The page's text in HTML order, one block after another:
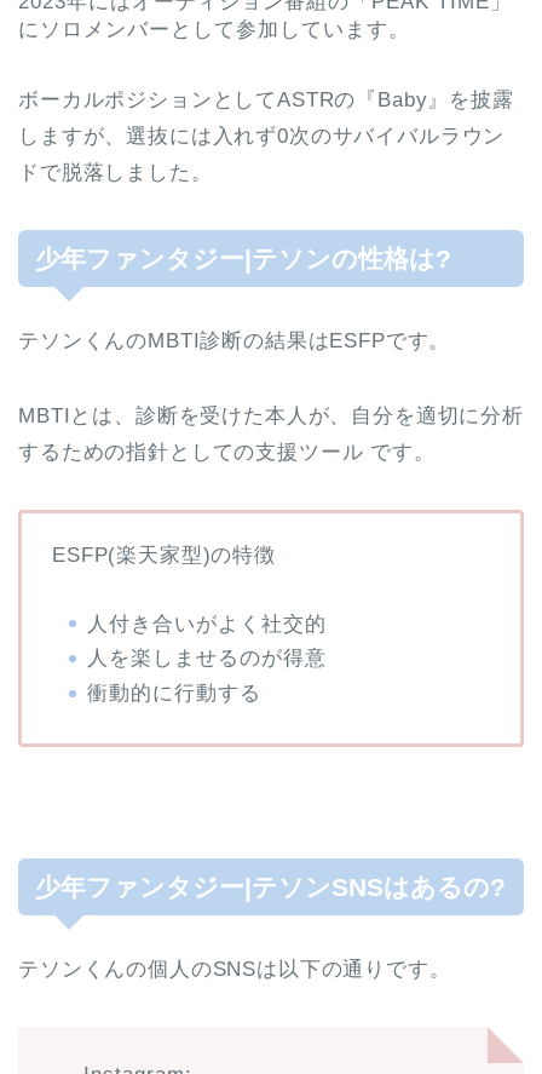
にソロメンバーとして参加しています。
ボーカルポジションとしてASTRの『Baby』を披露
しますが、選抜には入れず0次のサバイバルラウン
ドで脱落しました。
少年ファンタジー|テソンの性格は?
テソンくんのMBTI診断の結果はESFPです。
MBTIとは、診断を受けた本人が、自分を適切に分析
するための指針としての支援ツール です。
ESFP(楽天家型)の特徴
人付き合いがよく社交的
人を楽しませるのが得意
衝動的に行動する
少年ファンタジー|テソンSNSはあるの?
テソンくんの個人のSNSは以下の通りです。